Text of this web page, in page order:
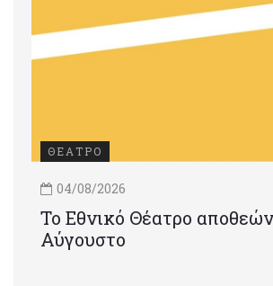
ΘΕΑΤΡΟ
04/08/2026
Το Εθνικό Θέατρο
Αύγουστο